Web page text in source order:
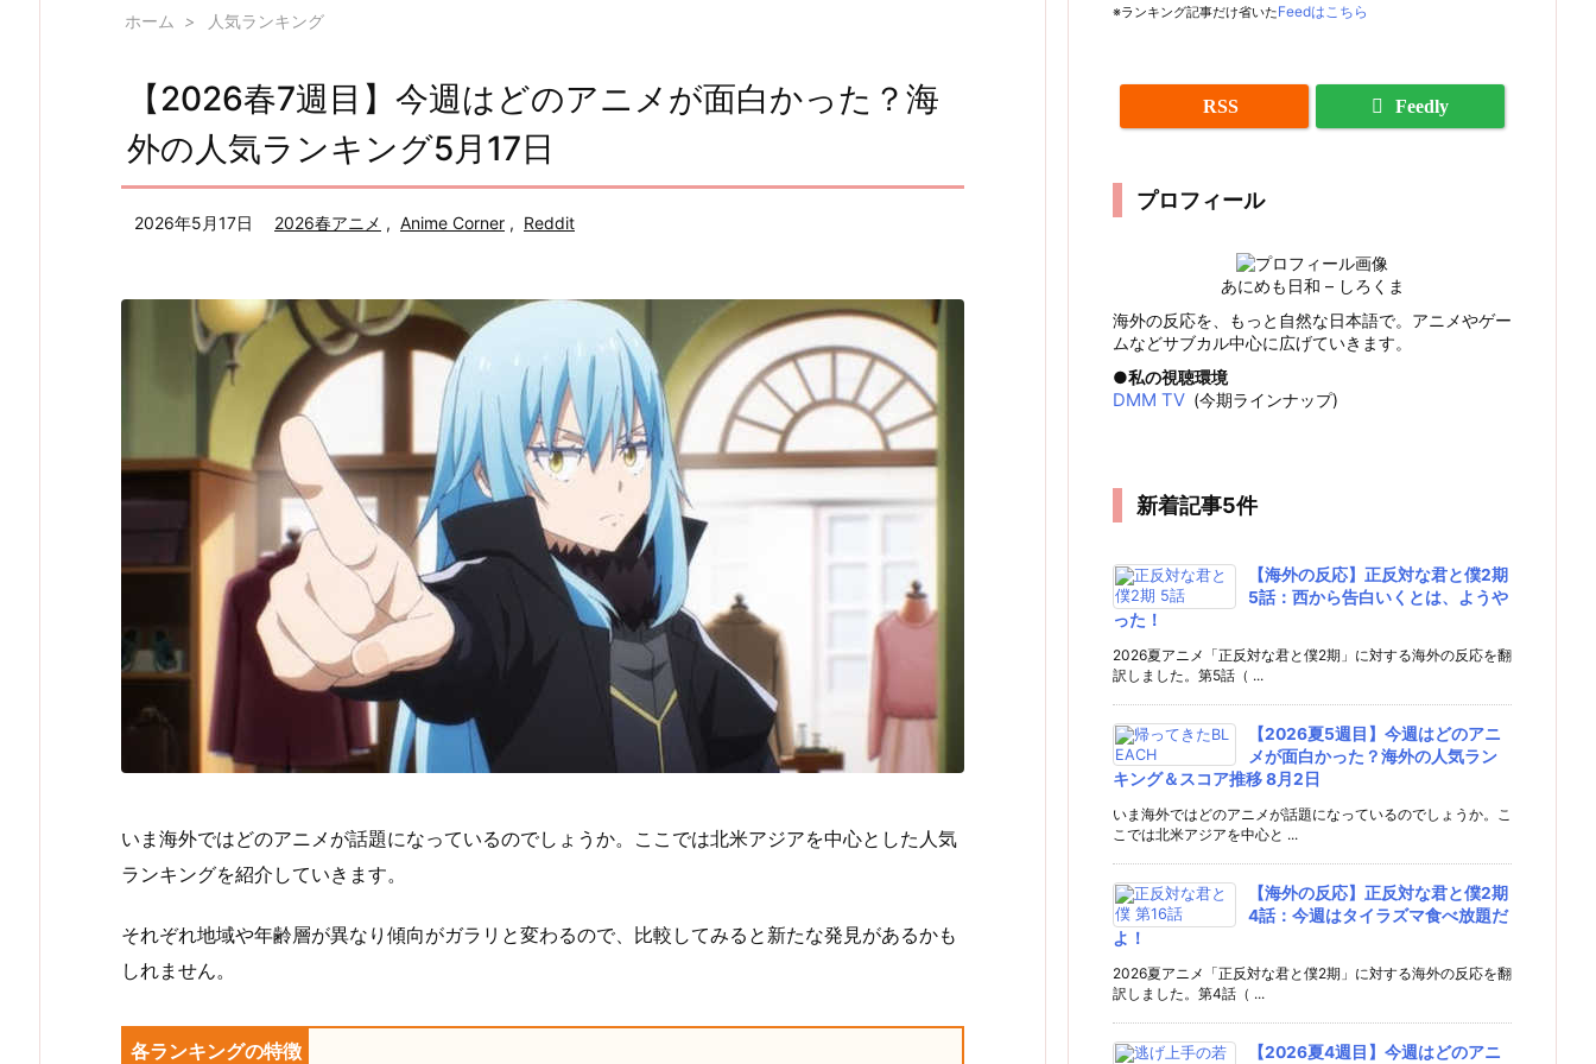
ホーム > 人気ランキング
【2026春7週目】今週はどのアニメが面白かった？海
外の人気ランキング5月17日
2026年5月17日 2026春アニメ , Anime Corner , Reddit
いま海外ではどのアニメが話題になっているのでしょうか。ここでは北米アジアを中心とした人気
ランキングを紹介していきます。
それぞれ地域や年齢層が異なり傾向がガラリと変わるので、比較してみると新たな発見があるかも
しれません。
各ランキングの特徴
※ランキング記事だけ省いたFeedはこちら
RSS Feedly
プロフィール
あにめも日和 – しろくま
海外の反応を、もっと自然な日本語で。アニメやゲー
ムなどサブカル中心に広げていきます。
私の視聴環境
DMM TV (今期ラインナップ)
新着記事5件
【海外の反応】正反対な君と僕2期
5話：西から告白いくとは、ようや
った！
2026夏アニメ「正反対な君と僕2期」に対する海外の反応を翻
訳しました。第5話（ ...
【2026夏5週目】今週はどのアニ
メが面白かった？海外の人気ラン
キング＆スコア推移 8月2日
いま海外ではどのアニメが話題になっているのでしょうか。こ
こでは北米アジアを中心と ...
【海外の反応】正反対な君と僕2期
4話：今週はタイラズマ食べ放題だ
よ！
2026夏アニメ「正反対な君と僕2期」に対する海外の反応を翻
訳しました。第4話（ ...
【2026夏4週目】今週はどのアニ